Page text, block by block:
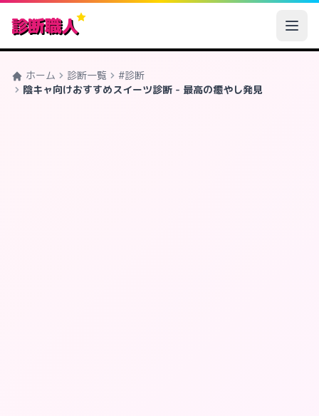
診断職人
ホーム 診断一覧
#診断
陰キャ向けおすすめスイーツ診断 - 最高の癒やし発見